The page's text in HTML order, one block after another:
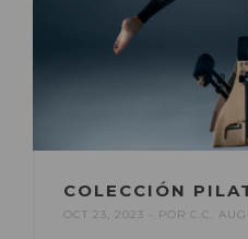
COLECCIÓN
OCT 23, 2023 POR C.C.